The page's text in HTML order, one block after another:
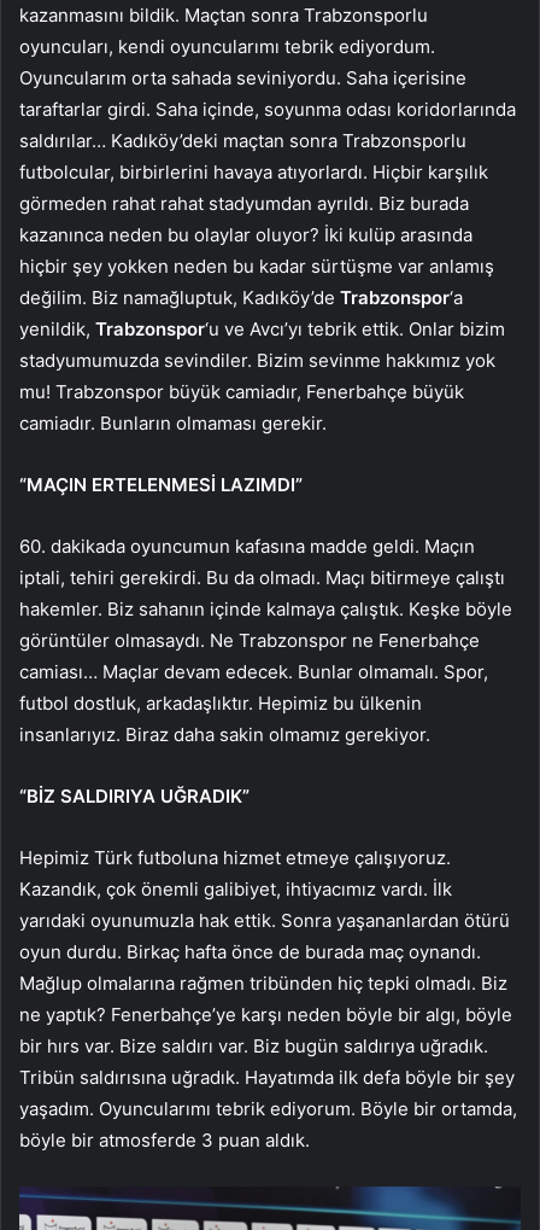
kazanmasını bildik. Maçtan sonra Trabzonsporlu
oyuncuları, kendi oyuncularımı tebrik ediyordum.
Oyuncularım orta sahada seviniyordu. Saha içerisine
taraftarlar girdi. Saha içinde, soyunma odası koridorlarında
saldırılar… Kadıköy’deki maçtan sonra Trabzonsporlu
futbolcular, birbirlerini havaya atıyorlardı. Hiçbir karşılık
görmeden rahat rahat stadyumdan ayrıldı. Biz burada
kazanınca neden bu olaylar oluyor? İki kulüp arasında
hiçbir şey yokken neden bu kadar sürtüşme var anlamış
değilim. Biz namağluptuk, Kadıköy’de Trabzonspor‘a
yenildik, Trabzonspor‘u ve Avcı’yı tebrik ettik. Onlar bizim
stadyumumuzda sevindiler. Bizim sevinme hakkımız yok
mu! Trabzonspor büyük camiadır, Fenerbahçe büyük
camiadır. Bunların olmaması gerekir.
“MAÇIN ERTELENMESİ LAZIMDI”
60. dakikada oyuncumun kafasına madde geldi. Maçın
iptali, tehiri gerekirdi. Bu da olmadı. Maçı bitirmeye çalıştı
hakemler. Biz sahanın içinde kalmaya çalıştık. Keşke böyle
görüntüler olmasaydı. Ne Trabzonspor ne Fenerbahçe
camiası… Maçlar devam edecek. Bunlar olmamalı. Spor,
futbol dostluk, arkadaşlıktır. Hepimiz bu ülkenin
insanlarıyız. Biraz daha sakin olmamız gerekiyor.
“BİZ SALDIRIYA UĞRADIK”
Hepimiz Türk futboluna hizmet etmeye çalışıyoruz.
Kazandık, çok önemli galibiyet, ihtiyacımız vardı. İlk
yarıdaki oyunumuzla hak ettik. Sonra yaşananlardan ötürü
oyun durdu. Birkaç hafta önce de burada maç oynandı.
Mağlup olmalarına rağmen tribünden hiç tepki olmadı. Biz
ne yaptık? Fenerbahçe’ye karşı neden böyle bir algı, böyle
bir hırs var. Bize saldırı var. Biz bugün saldırıya uğradık.
Tribün saldırısına uğradık. Hayatımda ilk defa böyle bir şey
yaşadım. Oyuncularımı tebrik ediyorum. Böyle bir ortamda,
böyle bir atmosferde 3 puan aldık.